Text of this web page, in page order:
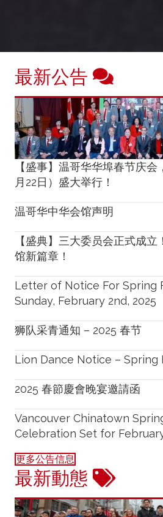
最新公告
【盛事】温哥华华埠春节庆
月22日）盛大举行！
温哥华中华会馆声明
【盛典】三大委员会正式成
馆新篇章！
Letter of Notice For Spring
Sunday, February 2nd, 2025
狮队采青通知 – 2025 春节
Lion Dance Notice – Spring
2025 春節慶會晚宴邀請函
Vancouver Chinatown
Celebration Set for
更多公告信息
最新動態